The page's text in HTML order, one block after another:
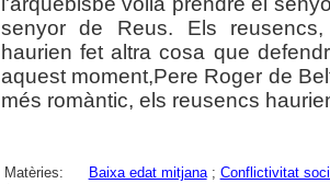
senyor de Reus. Els
haurien fet altra cosa que
aquest moment,Pere Roger de
més romàntic, els reusencs
Matèries: Baixa edat mitjana; Conflictivitat